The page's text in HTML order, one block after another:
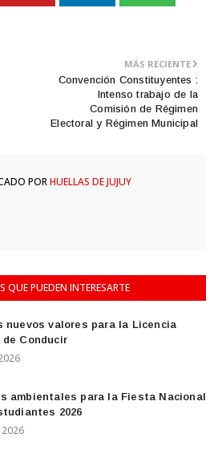
MÁS RECIENTE
Convención Constituyentes :
Intenso trabajo de la
Comisión de Régimen
Electoral y Régimen Municipal
PORHUELLAS DE JUJUY
QUE PUEDEN INTERESARTE
nuevos valores para la Licencia
de Conducir
ambientales para la Fiesta Nacional
2026
2026